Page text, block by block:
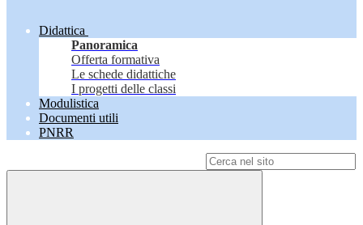
Didattica
Panoramica
Offerta formativa
Le schede didattiche
I progetti delle classi
Modulistica
Documenti utili
PNRR